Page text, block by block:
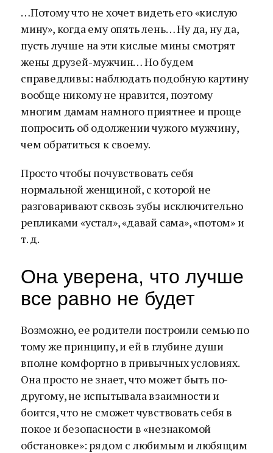
…Потому что не хочет видеть его «кислую
мину», когда ему опять лень… Ну да, ну да,
пусть лучше на эти кислые мины смотрят
жены друзей-мужчин… Но будем
справедливы: наблюдать подобную картину
вообще никому не нравится, поэтому
многим дамам намного приятнее и проще
попросить об одолжении чужого мужчину,
чем обратиться к своему.
Просто чтобы почувствовать себя
нормальной женщиной, с которой не
разговаривают сквозь зубы исключительно
репликами «устал», «давай сама», «потом» и
т. д.
Она уверена, что лучше
все равно не будет
Возможно, ее родители построили семью по
тому же принципу, и ей в глубине души
вполне комфортно в привычных условиях.
Она просто не знает, что может быть по-
другому, не испытывала взаимности и
боится, что не сможет чувствовать себя в
покое и безопасности в «незнакомой
обстановке»: рядом с любимым и любящим